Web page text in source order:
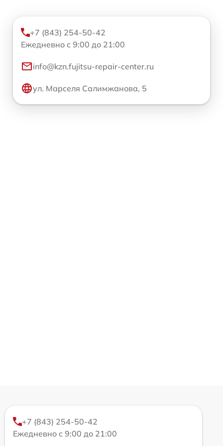
+7 (843) 254-50-42
Ежедневно с 9:00 до 21:00
info@kzn.fujitsu-repair-center.ru
ул. Марселя Салимжанова, 5
+7 (843) 254-50-42
Ежедневно с 9:00 до 21:00